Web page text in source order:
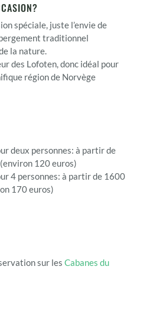
spéciale, juste l’envie de
traditionnel
la nature.
des Lofoten, donc idéal pour
région de Norvège
deux personnes: à partir de
120 euros)
4 personnes: à partir de 1600
170 euros)
sur les Cabanes du